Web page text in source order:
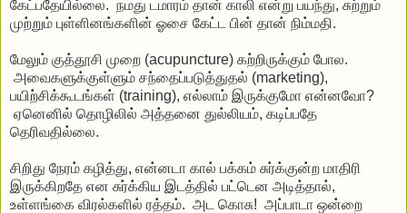
கேட்பதேயில்லை. நமது டமாரம் தான் காலி என்று பயந்து, சுற்றும்
முற்றும் புள்ளினங்களின் ஓசை கேட்ட பின் தான் நிம்மதி.
மேலும் குத்தூசி முறை (acupuncture) கற்றிருக்கும் போல.
அவைகளுக்குள்ளும் சந்தைப்படுத்துதல் (marketing),
பயிற்சிக்கூடங்கள் (training), எல்லாம் இருக்குமோ என்னவோ?
ஏனெனில் தொழிலில் அத்தனை துல்லியம், கடிப்பதே
தெரிவதில்லை.
சிறிது நேரம் கழித்து, என்னடா கால் பக்கம் சுர்க்குன்ற மாதிரி
இருக்கிறதே என சுர்க்கிய இடத்தில் பட்டென அடித்தால்,
உள்ளங்கை விரல்களில் ரத்தம். அட கொசு! அப்பாடா ஒன்றை